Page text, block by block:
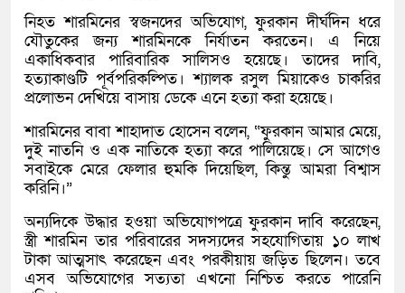
নিহত শারমিনের স্বজনদের অভিযোগ, ফুরকান দীর্ঘদিন ধরে
যৌতুকের জন্য শারমিনকে নির্যাতন করতেন। এ নিয়ে
একাধিকবার পারিবারিক সালিসও হয়েছে। তাদের দাবি,
হত্যাকাণ্ডটি পূর্বপরিকল্পিত। শ্যালক রসুল মিয়াকেও চাকরির
প্রলোভন দেখিয়ে বাসায় ডেকে এনে হত্যা করা হয়েছে।
শারমিনের বাবা শাহাদাত হোসেন বলেন, “ফুরকান আমার মেয়ে,
দুই নাতনি ও এক নাতিকে হত্যা করে পালিয়েছে। সে আগেও
সবাইকে মেরে ফেলার হুমকি দিয়েছিল, কিন্তু আমরা বিশ্বাস
করিনি।”
অন্যদিকে উদ্ধার হওয়া অভিযোগপত্রে ফুরকান দাবি করেছেন,
স্ত্রী শারমিন তার পরিবারের সদস্যদের সহযোগিতায় ১০ লাখ
টাকা আত্মসাৎ করেছেন এবং পরকীয়ায় জড়িত ছিলেন। তবে
এসব অভিযোগের সত্যতা এখনো নিশ্চিত করতে পারেনি